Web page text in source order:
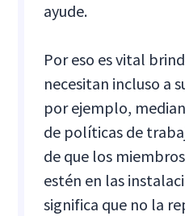
ayude.
Por eso es vital
necesitan incluso a
por ejemplo,
de políticas de
de que los
estén en las
significa que no la